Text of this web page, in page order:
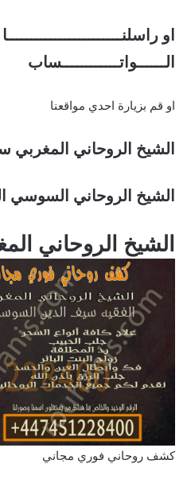
او
الــــــواتــــــــــــساب
او قم بزيارة احدي مواقعنا
الشيخ الروحاني
الشيخ الروحاني السوسي
الشيخ الروحاني
كشف روحاني فوري مجاني